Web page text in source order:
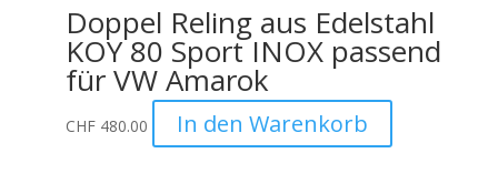
Doppel Reling aus Edelstahl
KOY 80 Sport INOX passend
für VW Amarok
CHF480.00 In den Warenkorb